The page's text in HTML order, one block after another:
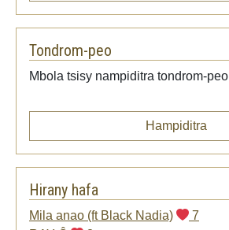
Tondrom-peo
Mbola tsisy nampiditra tondrom-peo
Hampiditra
Hirany hafa
Mila anao (ft Black Nadia)
7